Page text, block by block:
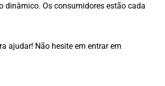
dinâmico. Os consumidores estão cada
ajudar! Não hesite em entrar em